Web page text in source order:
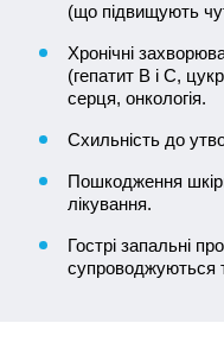
(що підвищують
Хронічні
(гепатит B і C,
серця, онкологія.
Схильність до
Пошкодження
лікування.
Гострі запальні
супроводжуються